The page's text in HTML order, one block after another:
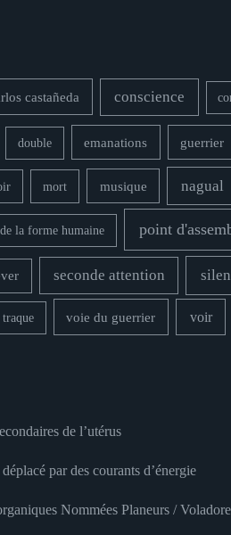
castañeda conscience
double emanations guerrier
mort musique nagual
la forme humaine point
seconde attention
traque voie du guerrier voir
de l’utérus
par des courants d’énergie
Nommées Planeurs /